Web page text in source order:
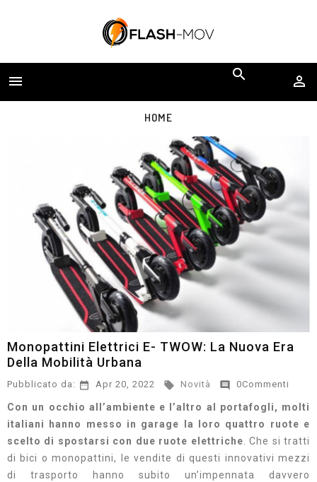
 
HOME
Monopattini Elettrici E- TWOW: La Nuova Era
Della Mobilità Urbana
Pubblicato da:  Apr 20, 2022  Novità  0Commenti
Con un occhio all’ambiente e l’altro al portafogli, molti
italiani hanno messo in garage la loro quattro ruote e
scelto di spostarsi con due ruote elettriche. Che si tratti
di bici o monopattini, le vendite di questi innovativi mezzi
di trasporto hanno subito un’impennata davvero